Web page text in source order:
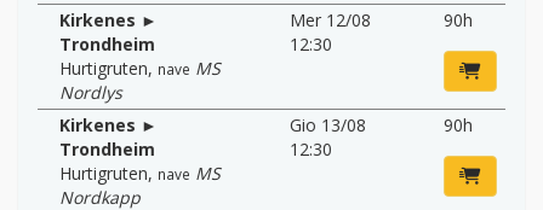
Kirkenes ►
Trondheim
Hurtigruten, nave MS
Nordlys
Mer 12/08
12:30
90h
Kirkenes ►
Trondheim
Hurtigruten, nave MS
Nordkapp
Gio 13/08
12:30
90h